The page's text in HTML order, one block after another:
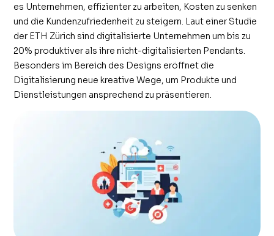
es Unternehmen, effizienter zu arbeiten, Kosten zu senken
und die Kundenzufriedenheit zu steigern. Laut einer Studie
der ETH Zürich sind digitalisierte Unternehmen um bis zu
20% produktiver als ihre nicht-digitalisierten Pendants.
Besonders im Bereich des Designs eröffnet die
Digitalisierung neue kreative Wege, um Produkte und
Dienstleistungen ansprechend zu präsentieren.